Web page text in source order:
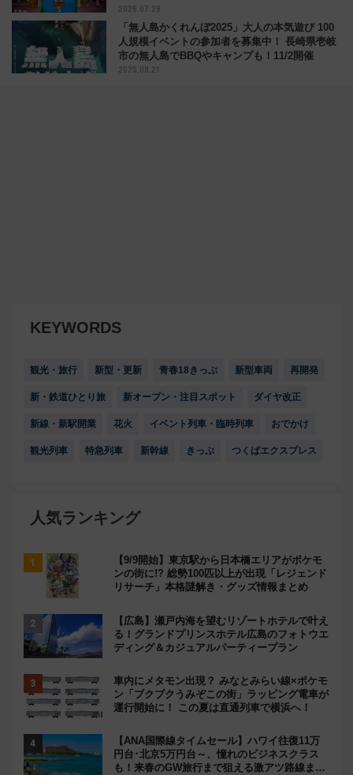
2026.07.29
「無人島かくれんぼ2025」大人の本気遊び 100
人規模イベントの参加者を募集中！ 長崎県壱岐
市の無人島でBBQやキャンプも！11/2開催
2025.08.21
KEYWORDS
観光・旅行 新型・更新 青春18きっぷ 新型車両 再開発
新・鉄道ひとり旅 新オープン・注目スポット ダイヤ改正
新線・新駅開業 花火 イベント列車・臨時列車 おでかけ
観光列車 特急列車 新幹線 きっぷ つくばエクスプレス
人気ランキング
【9/9開始】東京駅から日本橋エリアがポケモ
ンの街に!? 総勢100匹以上が出現「レジェンド
リサーチ」本格謎解き・グッズ情報まとめ
【広島】瀬戸内海を望むリゾートホテルで叶え
る！グランドプリンスホテル広島のフォトウエ
ディング＆カジュアルパーティープラン
車内にメタモン出現？ みなとみらい線×ポケモ
ン「ブクブクうみぞこの街」ラッピング電車が
運行開始に！ この夏は直通列車で横浜へ！
【ANA国際線タイムセール】ハワイ往復11万
円台･北京5万円台～、憧れのビジネスクラス
も！来春のGW旅行まで狙える激アツ路線まと